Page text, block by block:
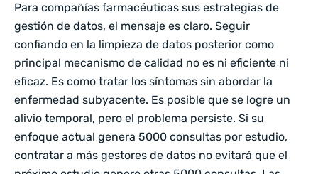
Para compañías farmacéuticas sus estrategias de
gestión de datos, el mensaje es claro. Seguir
confiando en la limpieza de datos posterior como
principal mecanismo de calidad no es ni eficiente ni
eficaz. Es como tratar los síntomas sin abordar la
enfermedad subyacente. Es posible que se logre un
alivio temporal, pero el problema persiste. Si su
enfoque actual genera 5000 consultas por estudio,
contratar a más gestores de datos no evitará que el